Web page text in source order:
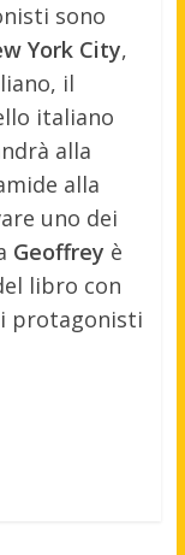
sono
York City,
il
italiano
alla
alla
uno dei
Geoffrey è
libro con
protagonisti